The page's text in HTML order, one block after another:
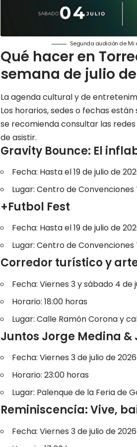
Segunda audición de ‘Mi
Qué hacer en
semana de julio
La agenda cultural y de
Los horarios, sedes o fechas
se recomienda consultar las
de asistir.
Gravity Bounce: El
Fecha: Hasta el 19 de julio de
Lugar: Centro de Convenciones
+Futbol Fest
Fecha: Hasta el 19 de julio de
Lugar: Centro de
Corredor turístico y
Fecha: Viernes 3 y sábado 4 de
Horario: 18:00 horas
Lugar: Calle Ramón Corona y
Juntos Jorge Medina &
Fecha: Viernes 3 de julio de 2026
Horario: 23:00 horas
Lugar: Palenque de la Feria de
Reminiscencia: Vive,
Fecha: Viernes 3 de julio de 2026